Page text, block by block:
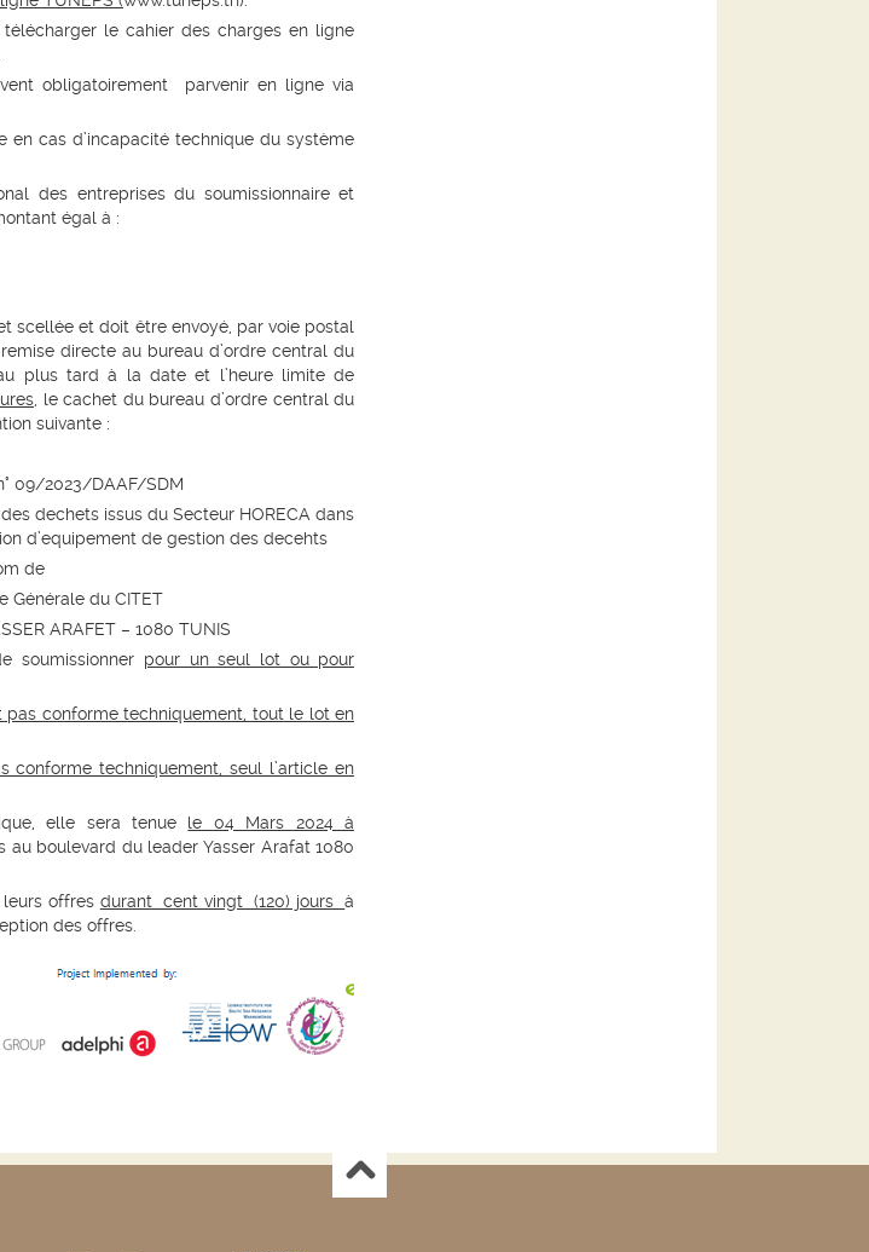
télécharger le cahier des chargesen ligne
obligatoirement parvenir en ligne via
en cas d’incapacité technique du système
des entreprises du soumissionnaireet
égal à :
scellée et doit être envoyé, par voie postal
directe au bureau d’ordre central du
plus tard à la date et l’heure limite de
, le cachet du bureau d’ordre central du
suivante :
09/2023/DAAF/SDM
dechets issus du Secteur HORECA dans
d’equipement de gestion des decehts
de
Générale du CITET
ARAFET – 1080 TUNIS
soumissionner pour un seul lot ou pour
pas conforme techniquement, tout le lot en
conforme techniquement, seul l’article en
elle sera tenue le 04 Mars 2024 à
au boulevard du leader Yasser Arafat 1080
leurs offres durant cent vingt (120) joursà
des offres.